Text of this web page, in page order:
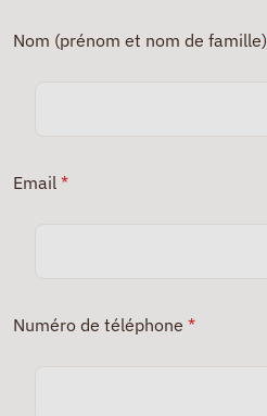
Nom (prénom et nom de famille)
Email *
Numéro de téléphone *